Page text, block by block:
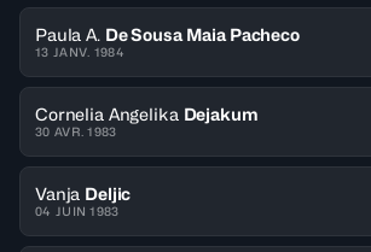
Paula A. De Sousa Maia Pacheco
13 JANV. 1984
Cornelia Angelika Dejakum
30 AVR. 1983
Vanja Deljic
04 JUIN 1983